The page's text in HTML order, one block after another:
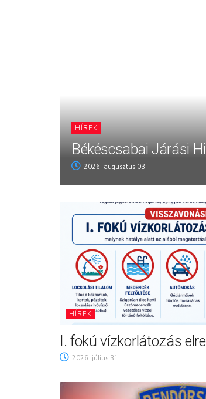
HÍREK
Békéscsabai Járási
2026. augusztus 03.
HÍREK
I. fokú vízkorlátozás
2026. július 31.